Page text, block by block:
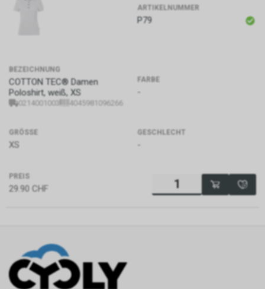
ARTIKELNUMMER
P79
BEZEICHNUNG
COTTON TEC® Damen
Poloshirt, weiß, XS
0214001003 4045981096266
FARBE
-
GRÖSSE
XS
GESCHLECHT
-
PREIS
29.90 CHF